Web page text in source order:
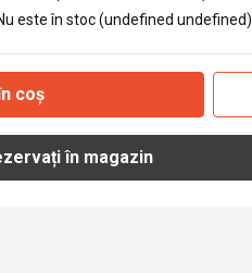
este în stoc (undefined undefined)
coș
în magazin